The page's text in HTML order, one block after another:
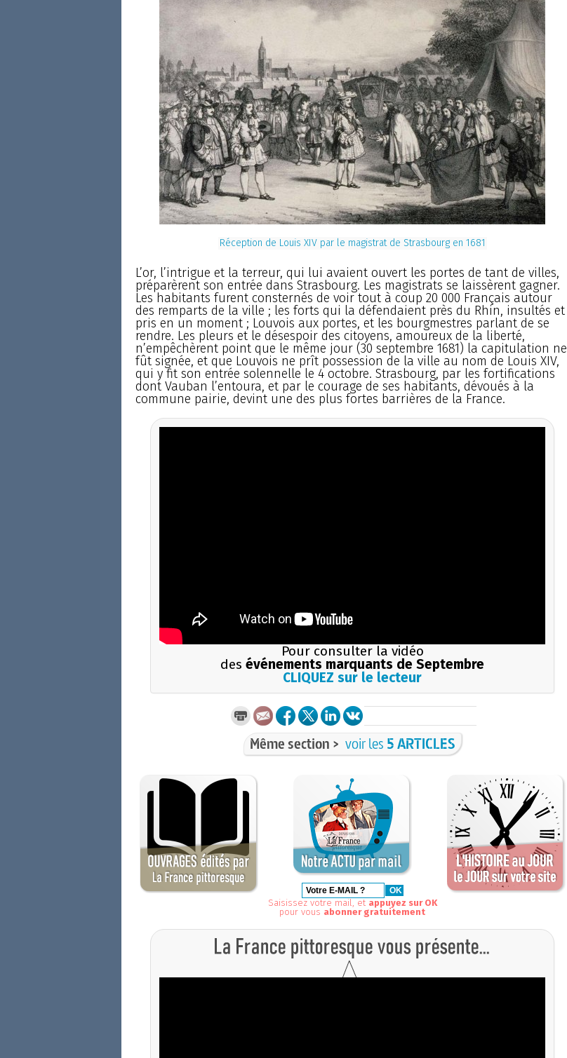
Réception de Louis XIV par le magistrat de Strasbourg en 1681
L’or, l’intrigue et la terreur, qui lui avaient ouvert les portes de tant de villes,
préparèrent son entrée dans Strasbourg. Les magistrats se laissèrent gagner.
Les habitants furent consternés de voir tout à coup 20 000 Français autour
des remparts de la ville ; les forts qui la défendaient près du Rhin, insultés et
pris en un moment ; Louvois aux portes, et les bourgmestres parlant de se
rendre. Les pleurs et le désespoir des citoyens, amoureux de la liberté,
n’empêchèrent point que le même jour (30 septembre 1681) la capitulation ne
fût signée, et que Louvois ne prît possession de la ville au nom de Louis XIV,
qui y fit son entrée solennelle le 4 octobre. Strasbourg, par les fortifications
dont Vauban l’entoura, et par le courage de ses habitants, dévoués à la
commune pairie, devint une des plus fortes barrières de la France.
Pour consulter la vidéo
des événements marquants de Septembre
CLIQUEZ sur le lecteur
Même section > voir les 5 ARTICLES
Saisissez votre mail, et appuyez sur OK
pour vous abonner gratuitement